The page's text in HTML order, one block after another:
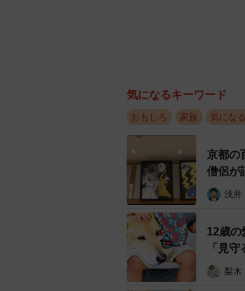
気になるキーワード
おもしろ 家族 気になる
京都の
僧侶が
浅井
12歳
「見
梨木